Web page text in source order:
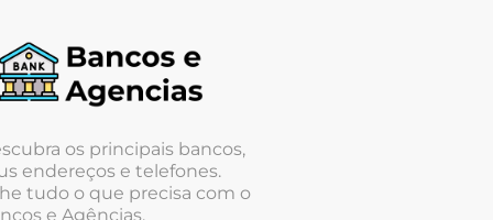
os principais bancos,
endereços e telefones.
tudo o que precisa com o
e Agências.